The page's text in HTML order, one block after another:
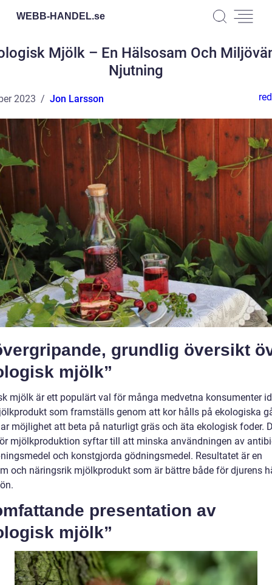
WEBB-HANDEL.se
Mjölk – En Hälsosam Och
Njutning
2023 Jon Larsson
grundlig översikt
mjölk”
mjölk är ett populärt val för många medvetna konsumenter
som framställs genom att kor hålls på ekologiska
möjlighet att beta på naturligt gräs och äta ekologisk foder.
mjölkproduktion syftar till att minska användningen av
och konstgjorda gödningsmedel. Resultatet är en
och näringsrik mjölkprodukt som är bättre både för djurens
presentation av
mjölk”